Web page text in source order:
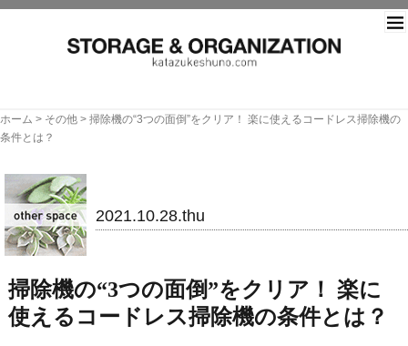
ホーム > その他 > 掃除機の“3つの面倒”をクリア！ 楽に使えるコードレス掃除機の
条件とは？
2021.10.28.thu
掃除機の“3つの面倒”をクリア！ 楽に
使えるコードレス掃除機の条件とは？